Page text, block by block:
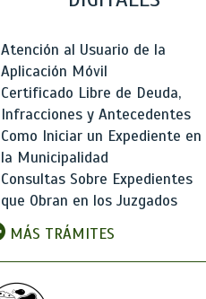
Atención al Usuario de la
Aplicación Móvil
Certificado Libre de Deuda,
Infracciones y Antecedentes
Como Iniciar un Expediente en
la Municipalidad
Consultas Sobre Expedientes
que Obran en los Juzgados
MÁS TRÁMITES